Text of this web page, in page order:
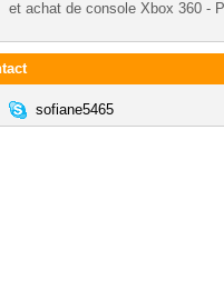
et achat de console Xbox 360 -
sofiane5465